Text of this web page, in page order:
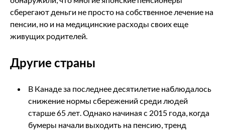
сберегают деньги не просто на собственное лечение на
пенсии, но и на медицинские расходы своих еще
живущих родителей.
Другие страны
В Канаде за последнее десятилетие наблюдалось
снижение нормы сбережений среди людей
старше 65 лет. Однако начиная с 2015 года, когда
бумеры начали выходить на пенсию, тренд